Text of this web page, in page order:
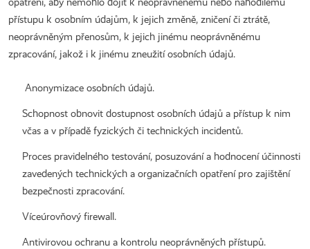
přístupu k osobním údajům, k jejich změně, zničení či ztrátě,
neoprávněným přenosům, k jejich jinému neoprávněnému
zpracování, jakož i k jinému zneužití osobních údajů.
Anonymizace osobních údajů.
Schopnost obnovit dostupnost osobních údajů a přístup k nim
včas a v případě fyzických či technických incidentů.
Proces pravidelného testování, posuzování a hodnocení účinnosti
zavedených technických a organizačních opatření pro zajištění
bezpečnosti zpracování.
Víceúrovňový firewall.
Antivirovou ochranu a kontrolu neoprávněných přístupů.